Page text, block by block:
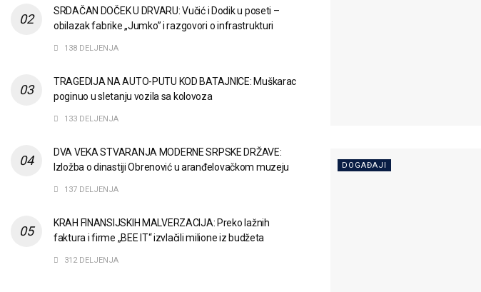
DOGAĐAJI
SRDAČAN DOČEK U DRVARU: Vučić i Dodik u poseti –
obilazak fabrike „Jumko” i razgovori o infrastrukturi
138 DELJENJA
TRAGEDIJA NA AUTO-PUTU KOD BATAJNICE: Muškarac
poginuo u sletanju vozila sa kolovoza
133 DELJENJA
DVA VEKA STVARANJA MODERNE SRPSKE DRŽAVE:
Izložba o dinastiji Obrenović u aranđelovačkom muzeju
137 DELJENJA
KRAH FINANSIJSKIH MALVERZACIJA: Preko lažnih
faktura i firme „BEE IT“ izvlačili milione iz budžeta
312 DELJENJA